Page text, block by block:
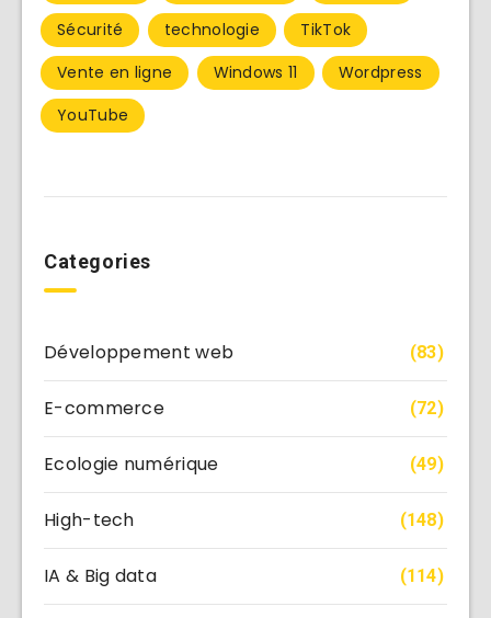
Sécurité
technologie
TikTok
Vente en ligne
Windows 11
Wordpress
YouTube
Categories
Développement web (83)
E-commerce (72)
Ecologie numérique (49)
High-tech (148)
IA & Big data (114)